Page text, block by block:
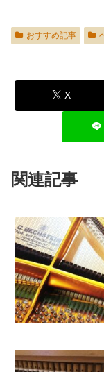
おすすめ記事
X
関連記事